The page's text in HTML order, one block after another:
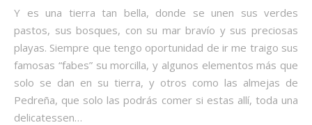
Y es una tierra tan bella, donde se unen sus verdes
pastos, sus bosques, con su mar bravío y sus preciosas
playas. Siempre que tengo oportunidad de ir me traigo sus
famosas “fabes” su morcilla, y algunos elementos más que
solo se dan en su tierra, y otros como las almejas de
Pedreña, que solo las podrás comer si estas allí, toda una
delicatessen…